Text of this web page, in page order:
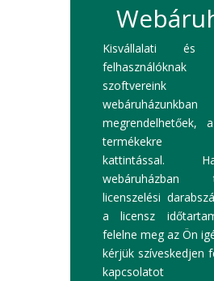
Kisvállalati és
szoftvereink
megrendelhetőek,
termékekre
kattintással.
webáruházban
licenszelési
a licensz
felelne meg az Ön
kérjük szíveskedjen
kapcsolatot